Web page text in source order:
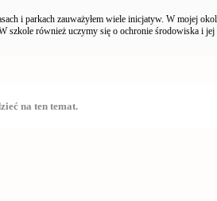
i parkach zauważyłem wiele inicjatyw. W mojej
również uczymy się o ochronie środowiska i
na ten temat.